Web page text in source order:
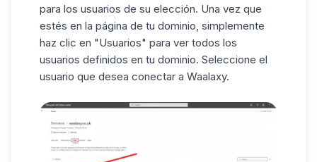
para los usuarios de su elección. Una vez que
estés en la página de tu dominio, simplemente
haz clic en "Usuarios" para ver todos los
usuarios definidos en tu dominio. Seleccione el
usuario que desea conectar a Waalaxy.